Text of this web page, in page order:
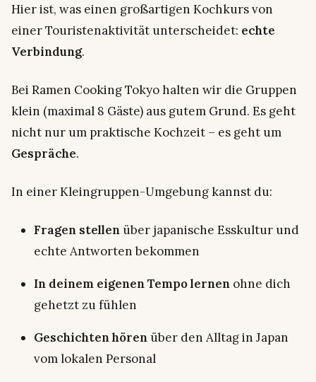
Hier ist, was einen großartigen Kochkurs von
einer Touristenaktivität unterscheidet: echte
Verbindung.
Bei Ramen Cooking Tokyo halten wir die Gruppen
klein (maximal 8 Gäste) aus gutem Grund. Es geht
nicht nur um praktische Kochzeit – es geht um
Gespräche.
In einer Kleingruppen-Umgebung kannst du:
Fragen stellen über japanische Esskultur und
echte Antworten bekommen
In deinem eigenen Tempo lernen ohne dich
gehetzt zu fühlen
Geschichten hören über den Alltag in Japan
vom lokalen Personal